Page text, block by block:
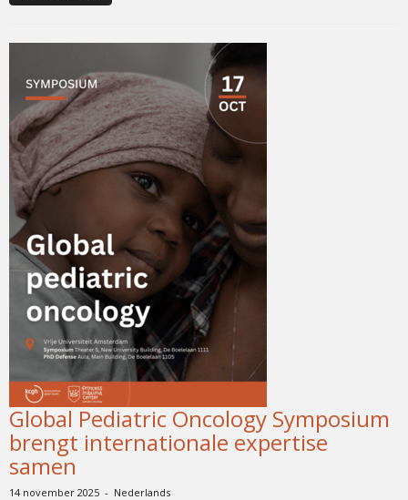
Global Pediatric Oncology Symposium
brengt internationale expertise
samen
14 november 2025 - Nederlands